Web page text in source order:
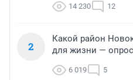
14 230 12
2
Какой район
для жизни — опрос
6 019 5